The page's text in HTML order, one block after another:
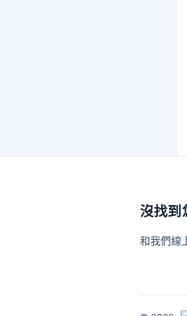
沒找到
和我們線